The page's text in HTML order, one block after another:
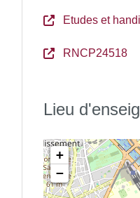
Etudes et
RNCP24518
Lieu
+
−